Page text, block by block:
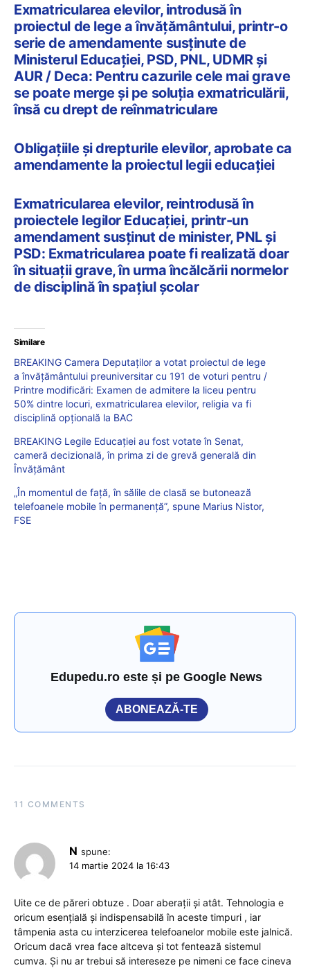
Exmatricularea elevilor, introdusă în
proiectul de lege a învățământului, printr-o
serie de amendamente susținute de
Ministerul Educației, PSD, PNL, UDMR și
AUR / Deca: Pentru cazurile cele mai grave
se poate merge și pe soluția exmatriculării,
însă cu drept de reînmatriculare
Obligațiile și drepturile elevilor, aprobate ca
amendamente la proiectul legii educației
Exmatricularea elevilor, reintrodusă în
proiectele legilor Educației, printr-un
amendament susținut de minister, PNL și
PSD: Exmatricularea poate fi realizată doar
în situații grave, în urma încălcării normelor
de disciplină în spațiul școlar
Similare
BREAKING Camera Deputaților a votat proiectul de lege
a învățământului preuniversitar cu 191 de voturi pentru /
Printre modificări: Examen de admitere la liceu pentru
50% dintre locuri, exmatricularea elevilor, religia va fi
disciplină opțională la BAC
BREAKING Legile Educației au fost votate în Senat,
cameră decizională, în prima zi de grevă generală din
Învățământ
„În momentul de faţă, în sălile de clasă se butonează
telefoanele mobile în permanenţă”, spune Marius Nistor,
FSE
Edupedu.ro este și pe Google News
ABONEAZĂ-TE
11 COMMENTS
N spune:
14 martie 2024 la 16:43
Uite ce de păreri obtuze . Doar aberații și atât. Tehnologia e
oricum esențială și indispensabilă în aceste timpuri , iar
tâmpenia asta cu interzicerea telefoanelor mobile este jalnică.
Oricum dacă vrea face altceva și tot fentează sistemul
cumva. Și nu ar trebui să intereseze pe nimeni ce face cineva